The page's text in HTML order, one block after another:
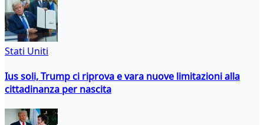
Stati Uniti
Ius soli, Trump ci riprova e vara nuove limitazioni alla
cittadinanza per nascita